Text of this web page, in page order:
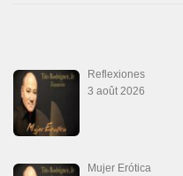
Reflexiones
3 août 2026
Mujer Erótica